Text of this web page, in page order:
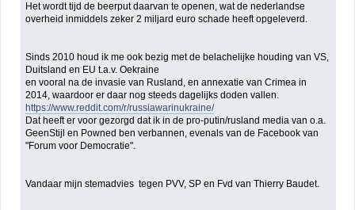
Het wordt tijd de beerput daarvan te openen, wat de nederlandse
overheid inmiddels zeker 2 miljard euro schade heeft opgeleverd.
Sinds 2010 houd ik me ook bezig met de belachelijke houding van VS,
Duitsland en EU t.a.v. Oekraine
en vooral na de invasie van Rusland, en annexatie van Crimea in
2014, waardoor er daar nog steeds dagelijks doden vallen.
https://www.reddit.com/r/russiawarinukraine/
Dat heeft er voor gezorgd dat ik in de pro-putin/rusland media van o.a.
GeenStijl en Powned ben verbannen, evenals van de Facebook van
"Forum voor Democratie".
Vandaar mijn stemadvies tegen PVV, SP en Fvd van Thierry Baudet.